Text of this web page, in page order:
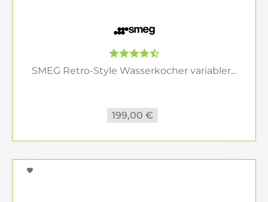
SMEG Retro-Style Wasserkocher variabler...
199,00 €